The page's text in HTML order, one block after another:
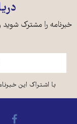
خبرنامه را مشترک شوید
با اشتراک این